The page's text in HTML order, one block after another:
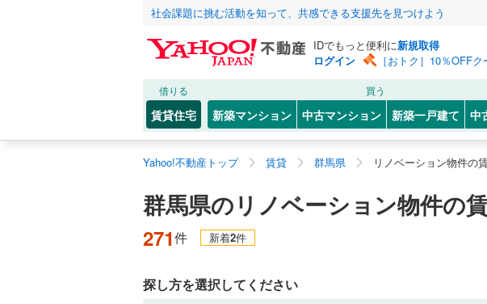
社会課題に挑む活動を知って、共感できる支援先を見つけよう
IDでもっと便利に新規取得
ログイン
［おトク］10％OFF
借りる
賃貸住宅
買う
新築マンション 中古マンション 新築一戸建て 中
Yahoo!不動産トップ 賃貸 群馬県 リノベーション物件の
群馬県のリノベーション物件の
271件 新着2件
探し方を選択してください